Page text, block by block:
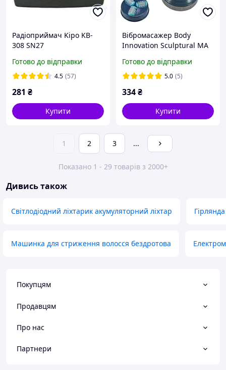
Радіоприймач Kipo KB-
308 SN27
Готово до відправки
4.5 (57)
281 ₴
Купити
Вібромасажер Body
Innovation Sculptural MA
масажер Скульптор тіла
SN27
Готово до відправки
5.0 (5)
334₴
Купити
1 2 3 ...
Показано 1 - 29 товарів з 2000+
Дивись також
Світлодіодний ліхтарик акумуляторний ліхтар
Машинка для стриження волосся бездротова
Покупцям
Продавцям
Про нас
Партнери